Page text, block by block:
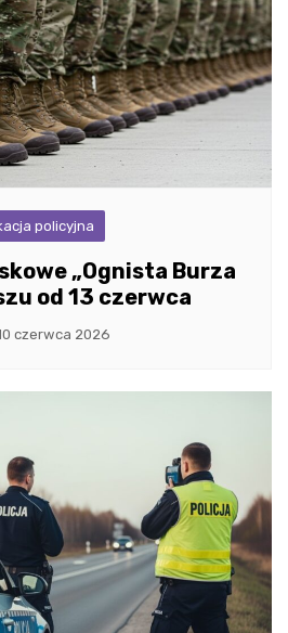
policyjna
„Ognista Burza
od 13 czerwca
czerwca 2026